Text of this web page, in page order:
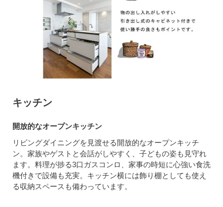
キッチン
開放的なオープンキッチン
リビングダイニングを見渡せる開放的なオープンキッチ
ン。家族やゲストと会話がしやすく、子どもの姿も見守れ
ます。料理が捗る3口ガスコンロ、家事の時短に心強い食洗
機付きで設備も充実。キッチン横には飾り棚としても使え
る収納スペースも備わっています。